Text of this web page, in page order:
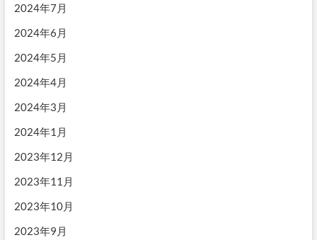
2024年7月
2024年6月
2024年5月
2024年4月
2024年3月
2024年1月
2023年12月
2023年11月
2023年10月
2023年9月